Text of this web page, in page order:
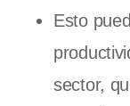
Esto
sector,